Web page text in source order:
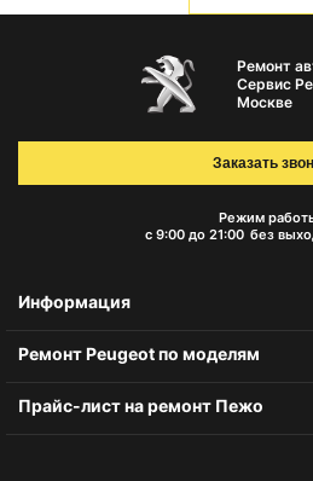
Ремонт
Сервис
Москве
Режим
с 9:00 до 21:00 без
Заказать
Информация
Ремонт Peugeot по моделям
Прайс-лист на ремонт Пежо